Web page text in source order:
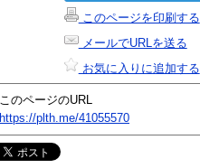
このページを印刷する
メールでURLを送る
お気に入りに追加する
このページのURL
https://plth.me/41055570